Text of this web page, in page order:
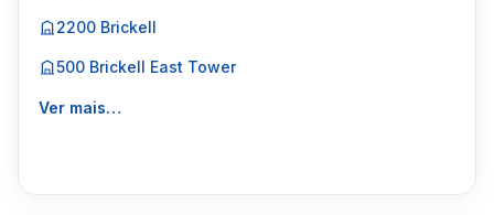
2200 Brickell
500 Brickell East Tower
Ver mais…